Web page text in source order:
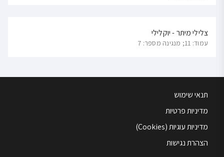
צלילי מיתר - יוקלילי
עמוד: 11; מנגינה מספר: 7
תנאי שימוש
מדיניות פרטיות
מדיניות עוגיות (Cookies)
הצהרת נגישות